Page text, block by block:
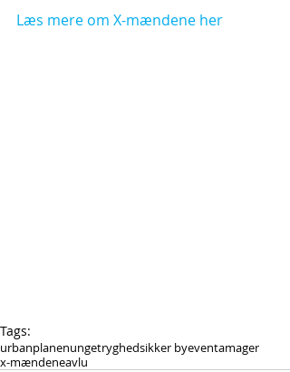
Læs mere om X-mændene her
Tags:
urbanplanenungetryghedsikker byeventamager
x-mændeneavlu